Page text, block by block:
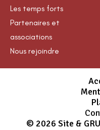
Les temps forts
Partenaires et
associations
Nous rejoindre
© 2026 Site &